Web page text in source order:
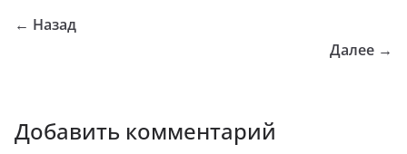
← Назад
Далее →
Добавить комментарий